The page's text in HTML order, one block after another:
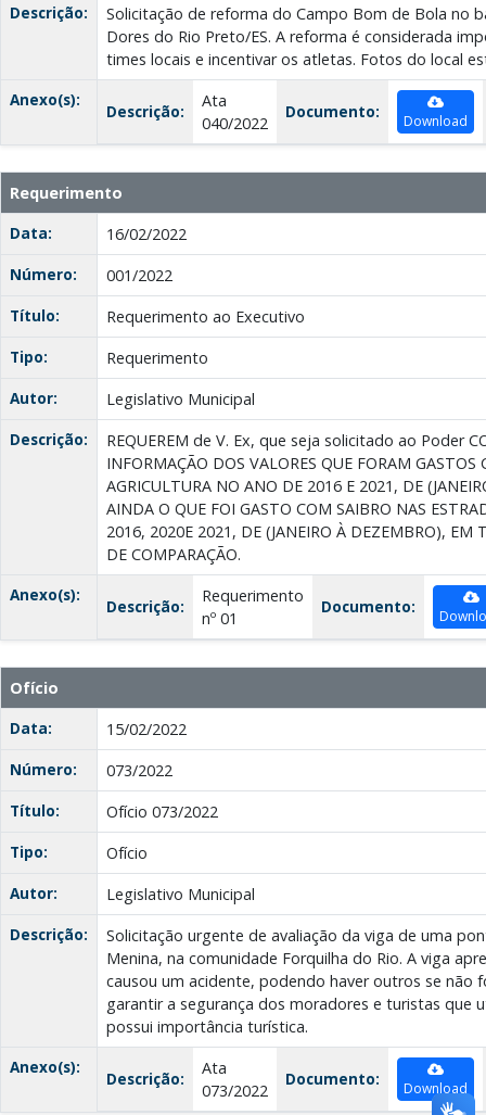
Descrição:
Solicitação de reforma do Campo Bom de Bola no
Dores do Rio Preto/ES. A reforma é considerada
times locais e incentivar os atletas. Fotos do local
Anexo(s):
Descrição:
Ata
040/2022
Documento: Download
Requerimento
Data:
16/02/2022
Número:
001/2022
Título:
Requerimento ao Executivo
Tipo:
Requerimento
Autor:
Legislativo Municipal
Descrição:
REQUEREM de V. Ex, que seja solicitado ao Poder
INFORMAÇÃO DOS VALORES QUE FORAM GASTOS
AGRICULTURA NO ANO DE 2016 E 2021, DE
AINDA O QUE FOI GASTO COM SAIBRO NAS
2016, 2020E 2021, DE (JANEIRO À DEZEMBRO), EM
DE COMPARAÇÃO.
Anexo(s):
Descrição:
Requerimento
nº 01
Documento:
Ofício
Data:
15/02/2022
Número:
073/2022
Título:
Ofício 073/2022
Tipo:
Ofício
Autor:
Legislativo Municipal
Descrição:
Solicitação urgente de avaliação da viga de uma
Menina, na comunidade Forquilha do Rio. A viga
causou um acidente, podendo haver outros se não
garantir a segurança dos moradores e turistas que
possui importância turística.
Anexo(s):
Descrição:
Ata
073/2022
Documento: Download